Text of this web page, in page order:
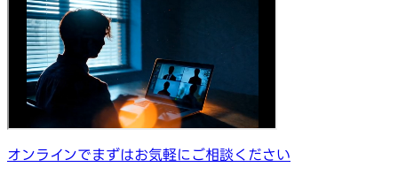
オンラインでまずはお気軽にご相談ください